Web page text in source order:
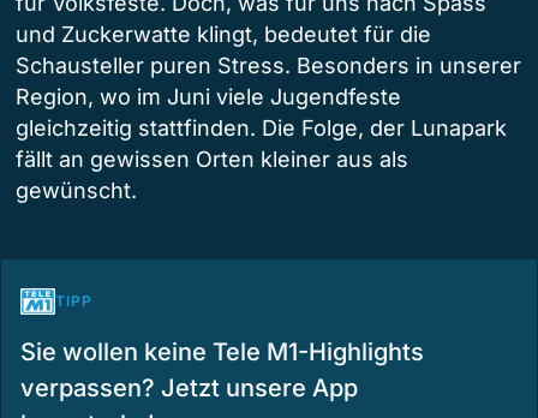
und Zuckerwatte klingt, bedeutet für die
Schausteller puren Stress. Besonders in unserer
Region, wo im Juni viele Jugendfeste
gleichzeitig stattfinden. Die Folge, der Lunapark
fällt an gewissen Orten kleiner aus als
gewünscht.
TIPP
Sie wollen keine Tele M1-Highlights
verpassen? Jetzt unsere App